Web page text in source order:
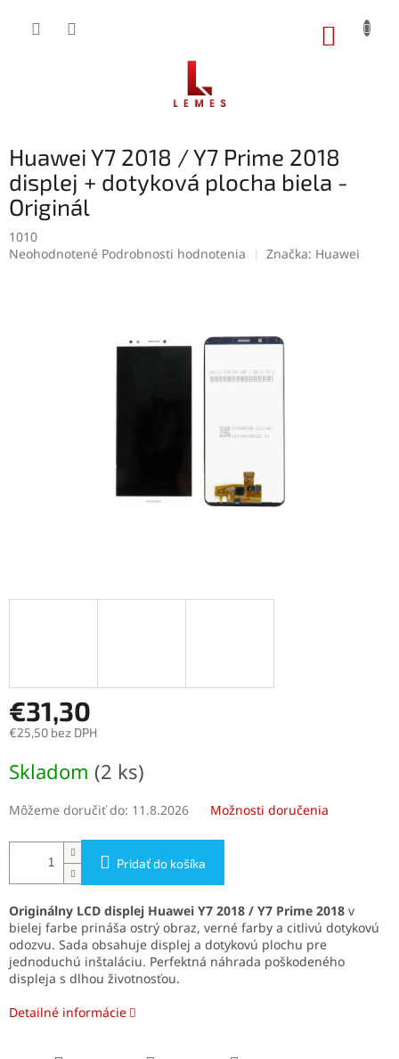
Huawei Y7 2018 / Y7 Prime 2018
displej + dotyková plocha biela -
Originál
1010
Priemerné
Neohodnotené Podrobnosti hodnotenia Značka: Huawei
€31,30
€25,50 bez DPH
cena:
Skladom (2 ks)
Môžeme doručiť do: 11.8.2026 Možnosti doručenia
Pridať do košíka
Originálny LCD displej Huawei Y7 2018 / Y7 Prime 2018 v
bielej farbe prináša ostrý obraz, verné farby a citlivú dotykovú
odozvu. Sada obsahuje displej a dotykovú plochu pre
jednoduchú inštaláciu. Perfektná náhrada poškodeného
displeja s dlhou životnosťou.
Detailné informácie